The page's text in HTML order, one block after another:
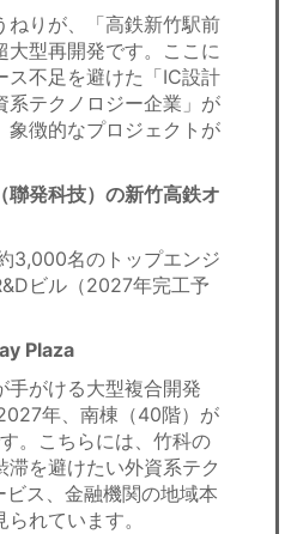
りが、「高鉄新竹駅前
大型再開発です。ここに
ス不足を避けた「IC設計
系テクノロジー企業」が
象徴的なプロジェクトが
聯発科技）の新竹高鉄オ
3,000名のトップエンジ
ビル（2027年完工予
Plaza
がける大型複合開発
年、南棟（40階）が
。こちらには、竹科の
滞を避けたい外資系テク
ビス、金融機関の地域本
れています。